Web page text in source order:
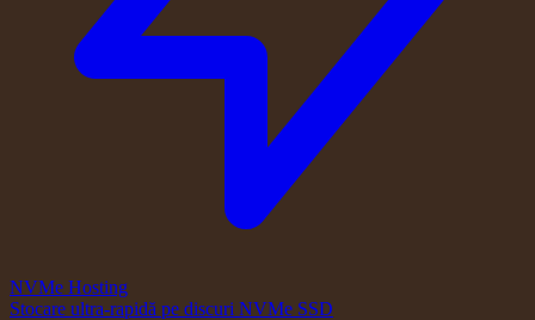
NVMe Hosting
Stocare ultra-rapidă pe discuri NVMe SSD